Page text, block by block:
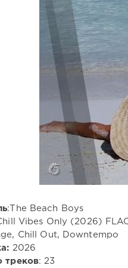
:The Beach Boys
Vibes Only (2026)
Chill Out, Downtempo
2026
треков: 23